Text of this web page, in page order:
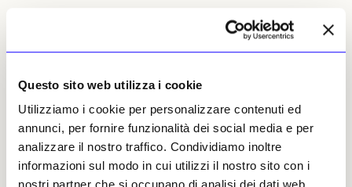
Questo sito web utilizza i cookie
Utilizziamo i cookie per personalizzare contenuti ed
annunci, per fornire funzionalità dei social media e per
analizzare il nostro traffico. Condividiamo inoltre
informazioni sul modo in cui utilizzi il nostro sito con i